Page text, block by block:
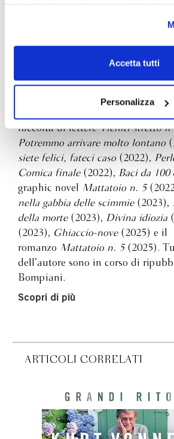
scelte privacy sui cookie, ti invitiamo
dell’informativa cookie.
Chiudendo il banner tramite la “X”
dei soli cookie tecnici. Selezionando
il tuo consenso alla profilazione che
ogni momentoRevoca
Accetta tutti
Personalizza
o (2020),
(2020),Un uomo senza patria
(2020),Madre Notte
raccolta di lettereTieniti stretto il
Potremmo arrivare molto lontano
siete felici, fateci caso (2022),
Comica finale(2022), Baci da 100
graphic novel
Mattatoio n. 5
nella gabbia delle scimmie(2023),
della morte(2023), Divina idiozia
(2023), Ghiaccio-nove(2025) e il
romanzo Mattatoio n. 5(2025).
dell’autore sono in corso di
Bompiani.
Scopri di più
ARTICOLI CORRELATI